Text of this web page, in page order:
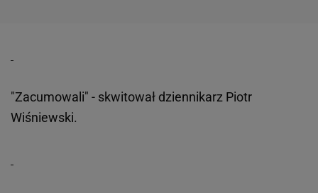
"Zacumowali" - skwitował dziennikarz Piotr
Wiśniewski.